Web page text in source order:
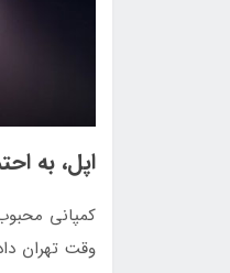
اپل، به احتمال زیاد در روز